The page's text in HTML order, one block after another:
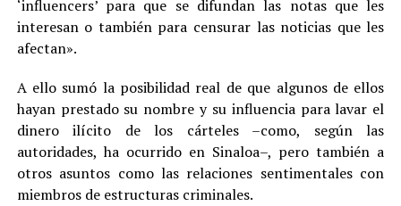
‘influencers’ para que se difundan las notas que les
interesan o también para censurar las noticias que les
afectan».
A ello sumó la posibilidad real de que algunos de ellos
hayan prestado su nombre y su influencia para lavar el
dinero ilícito de los cárteles –como, según las
autoridades, ha ocurrido en Sinaloa–, pero también a
otros asuntos como las relaciones sentimentales con
miembros de estructuras criminales.